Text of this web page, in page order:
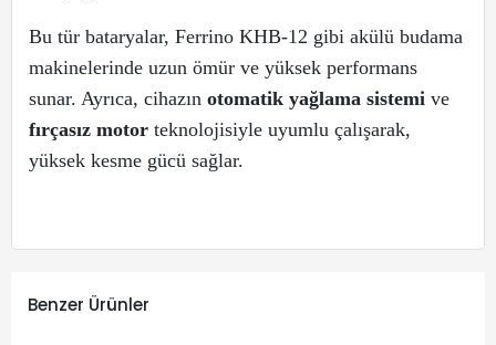
Bu tür bataryalar, Ferrino KHB-12 gibi akülü budama
makinelerinde uzun ömür ve yüksek performans
sunar. Ayrıca, cihazın otomatik yağlama sistemi ve
fırçasız motor teknolojisiyle uyumlu çalışarak,
yüksek kesme gücü sağlar.
Benzer Ürünler